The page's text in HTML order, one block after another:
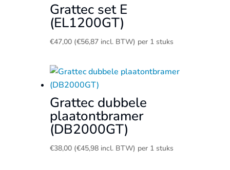
Grattec set E
(EL1200GT)
€47,00 (€56,87incl. BTW) per 1 stuks
Grattec dubbele
plaatontbramer
(DB2000GT)
€38,00 (€45,98incl. BTW) per 1 stuks